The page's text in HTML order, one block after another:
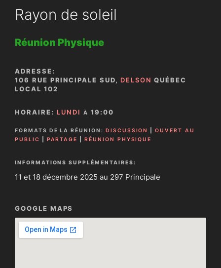
Rayon de soleil
Réunion Physique
ADRESSE:
106 RUE PRINCIPALE SUD, DELSON QUÉBEC
LOCAL 102
HORAIRE: LUNDI À 19:00
FORMATS DE LA RÉUNION: DISCUSSION |OUVERT AU
PUBLIC
PARTAGE |RÉUNION PHYSIQUE
INFORMATIONS SUPPLÉMENTAIRES:
11 et 18 décembre 2025 au 297 Principale
GOOGLE MAPS